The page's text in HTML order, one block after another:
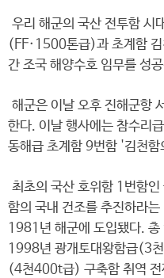
우리 해군의 국산 전투함 시
(FF·1500톤급)과 초계함
간 조국 해양수호 임무를 성
해군은 이날 오후 진해군항
한다. 이날 행사에는 참수리
동해급 초계함 9번함 '김천
최초의 국산 호위함 1번함
함의 국내 건조를 추진하라
1981년 해군에 도입됐다.
1998년 광개토대왕함급(3
(4천400t급) 구축함 취역 전